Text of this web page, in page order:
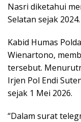
Nasri diketahui
Selatan sejak 2024.
Kabid Humas
Wienartono,
tersebut.
Irjen Pol Endi
sejak 1 Mei 2026.
“Dalam surat